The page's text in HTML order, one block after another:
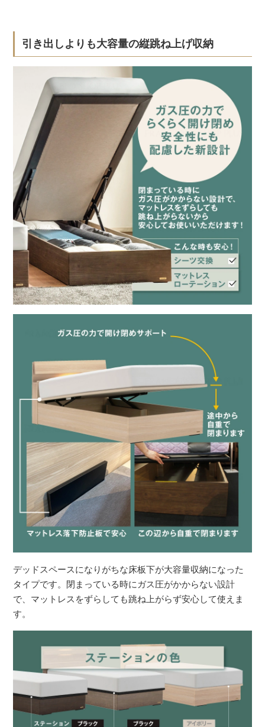
引き出しよりも大容量の縦跳ね上げ収納
デッドスペースになりがちな床板下が大容量収納になった
タイプです。閉まっている時にガス圧がかからない設計
で、マットレスをずらしても跳ね上がらず安心して使えま
す。